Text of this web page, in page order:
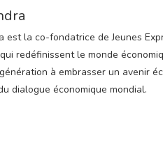
est la co-fondatrice de Jeunes
redéfinissent le monde
à embrasser un avenir
dialogue économique mondial.